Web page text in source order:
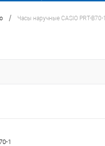
/ Часы наручные CASIO PRT-B70-1
1